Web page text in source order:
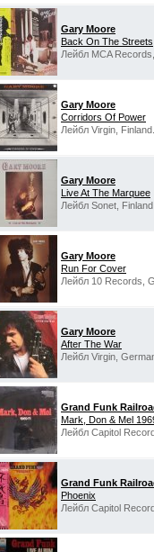
Gary Moore
Back On The Streets
Лейбл MCA
Gary Moore
Corridors Of Power
Лейбл Virgin, Finland.
Gary Moore
Live At The Marquee
Лейбл Sonet,
Gary Moore
Run For Cover
Лейбл 10 Records,
Gary Moore
After The War
Лейбл Virgin,
Grand Funk
Mark, Don & Mel
Лейбл Capitol
Grand Funk
Phoenix
Лейбл Capitol